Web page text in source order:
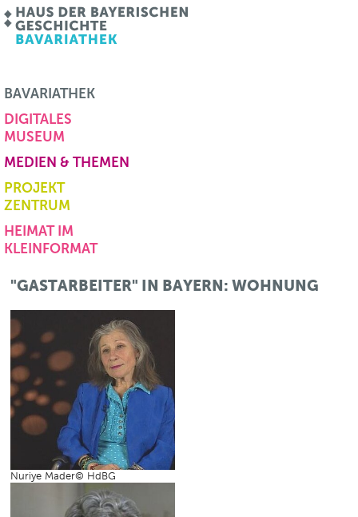
BAVARIATHEK
DIGITALES
MUSEUM
MEDIEN & THEMEN
PROJEKT
ZENTRUM
HEIMAT IM
KLEINFORMAT
"GASTARBEITER" IN BAYERN: WOHNUNG
Nuriye Mader© HdBG